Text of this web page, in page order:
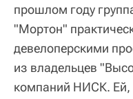
прошлом году
"Мортон"
девелоперскими
из владельцев
компаний НИСК. Ей,